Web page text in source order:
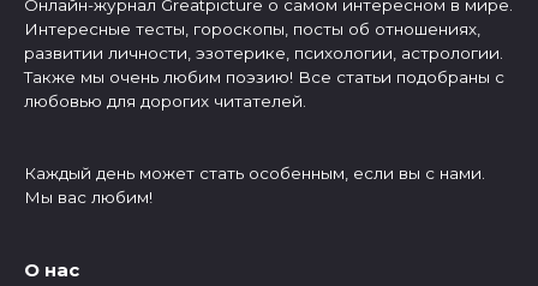
Онлайн-журнал Greatpicture о самом интересном в мире.
Интересные тесты, гороскопы, посты об отношениях,
развитии личности, эзотерике, психологии, астрологии.
Также мы очень любим поэзию! Все статьи подобраны с
любовью для дорогих читателей.
Каждый день может стать особенным, если вы с нами.
Мы вас любим!
О нас